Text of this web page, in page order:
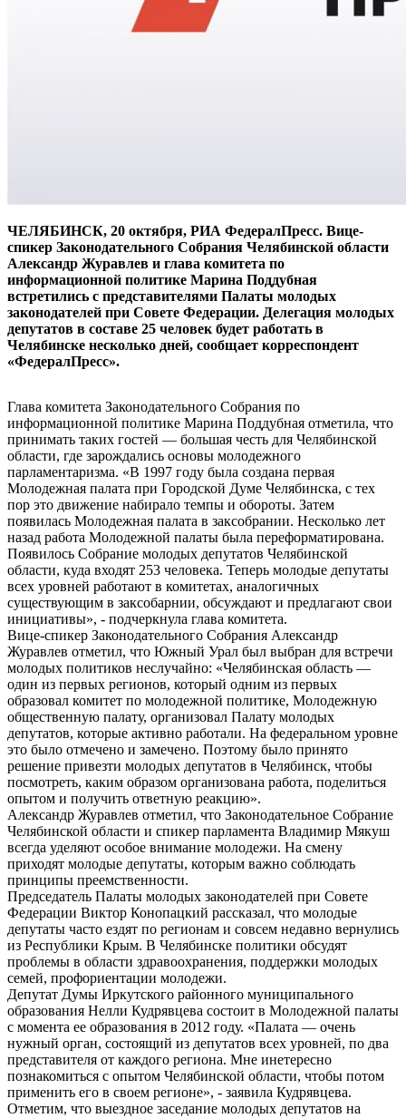
ЧЕЛЯБИНСК, 20 октября, РИА ФедералПресс. Вице-
спикер Законодательного Собрания Челябинской области
Александр Журавлев и глава комитета по
информационной политике Марина Поддубная
встретились с представителями Палаты молодых
законодателей при Совете Федерации. Делегация молодых
депутатов в составе 25 человек будет работать в
Челябинске несколько дней, сообщает корреспондент
«ФедералПресс».
Глава комитета Законодательного Собрания по
информационной политике Марина Поддубная отметила, что
принимать таких гостей — большая честь для Челябинской
области, где зарождались основы молодежного
парламентаризма. «В 1997 году была создана первая
Молодежная палата при Городской Думе Челябинска, с тех
пор это движение набирало темпы и обороты. Затем
появилась Молодежная палата в заксобрании. Несколько лет
назад работа Молодежной палаты была переформатирована.
Появилось Собрание молодых депутатов Челябинской
области, куда входят 253 человека. Теперь молодые депутаты
всех уровней работают в комитетах, аналогичных
существующим в заксобарнии, обсуждают и предлагают свои
инициативы», - подчеркнула глава комитета.
Вице-спикер Законодательного Собрания Александр
Журавлев отметил, что Южный Урал был выбран для встречи
молодых политиков неслучайно: «Челябинская область —
один из первых регионов, который одним из первых
образовал комитет по молодежной политике, Молодежную
общественную палату, организовал Палату молодых
депутатов, которые активно работали. На федеральном уровне
это было отмечено и замечено. Поэтому было принято
решение привезти молодых депутатов в Челябинск, чтобы
посмотреть, каким образом организована работа, поделиться
опытом и получить ответную реакцию».
Александр Журавлев отметил, что Законодательное Собрание
Челябинской области и спикер парламента Владимир Мякуш
всегда уделяют особое внимание молодежи. На смену
приходят молодые депутаты, которым важно соблюдать
принципы преемственности.
Председатель Палаты молодых законодателей при Совете
Федерации Виктор Конопацкий рассказал, что молодые
депутаты часто ездят по регионам и совсем недавно вернулись
из Республики Крым. В Челябинске политики обсудят
проблемы в области здравоохранения, поддержки молодых
семей, профориентации молодежи.
Депутат Думы Иркутского районного муниципального
образования Нелли Кудрявцева состоит в Молодежной палаты
с момента ее образования в 2012 году. «Палата — очень
нужный орган, состоящий из депутатов всех уровней, по два
представителя от каждого региона. Мне инетересно
познакомиться с опытом Челябинской области, чтобы потом
применить его в своем регионе», - заявила Кудрявцева.
Отметим, что выездное заседание молодых депутатов на